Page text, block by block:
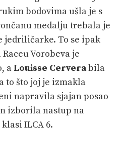
bodovima ušla je s
medalju trebala je
jedriličarke. To se ipak
Vorobeva je
a Louisse Cerverabila
to što joj je izmakla
napravila sjajan posao
izborila nastup na
ILCA 6.